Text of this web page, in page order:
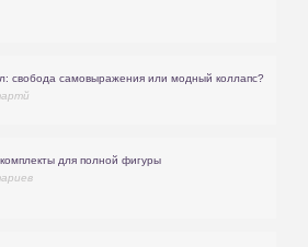
свобода самовыражения или модный коллапс?
для полной фигуры